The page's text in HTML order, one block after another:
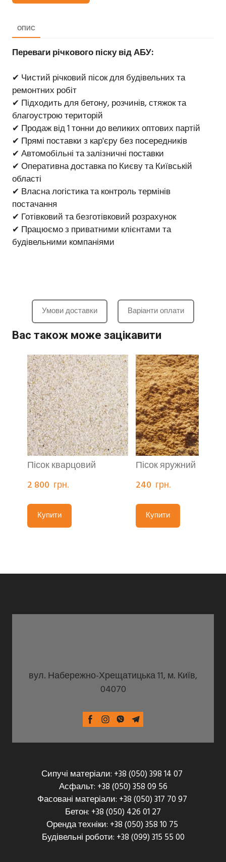
ОПИС
Переваги річкового піску від АБУ:
✔ Чистий річковий пісок для будівельних та
ремонтних робіт
✔ Підходить для бетону, розчинів, стяжок та
благоустрою територій
✔ Продаж від 1 тонни до великих оптових партій
✔ Прямі поставки з кар'єру без посередників
✔ Автомобільні та залізничні поставки
✔ Оперативна доставка по Києву та Київській
області
✔ Власна логістика та контроль термінів
постачання
✔ Готівковий та безготівковий розрахунок
✔ Працюємо з приватними клієнтами та
будівельними компаніями
Умови доставки Варіанти оплати
Вас також може зацікавити
Пісок кварцовий
2 800  грн.
Купити
Пісок яружний
240  грн.
Купити
вул. Набережно-Хрещатицька 11, м. Київ,
04070
Сипучі матеріали: +38 (050) 398 14 07
Асфальт: +38 (050) 358 09 56
Фасовані матеріали: +38 (050) 317 70 97
Бетон: +38 (050) 426 01 27
Оренда техніки: +38 (050) 358 10 75
Будівельні роботи: +38 (099) 315 55 00